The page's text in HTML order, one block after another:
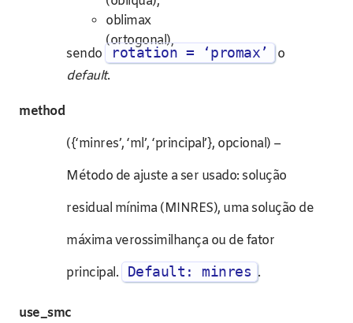
oblimax
(ortogonal),
sendo
rotation = ‘promax’
o
default.
method
({‘minres’, ‘ml’, ‘principal’}, opcional) –
Método de ajuste a ser usado: solução
residual mínima (MINRES), uma solução de
máxima verossimilhança ou de fator
principal.
Default: minres .
use_smc